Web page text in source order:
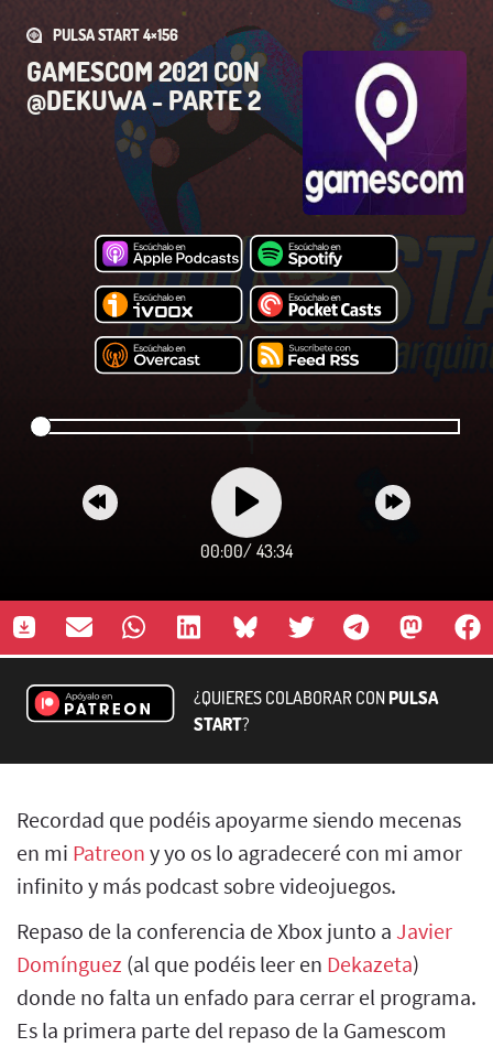
PULSA START 4×156
GAMESCOM 2021 CON
@DEKUWA - PARTE 2
00:00/ 43:34
¿QUIERES COLABORAR CONPULSA
START?
Recordad que podéis apoyarme siendo mecenas
en mi Patreon y yo os lo agradeceré con mi amor
infinito y más podcast sobre videojuegos.
Repaso de la conferencia de Xbox junto a Javier
Domínguez (al que podéis leer en Dekazeta)
donde no falta un enfado para cerrar el programa.
Es la primera parte del repaso de la Gamescom